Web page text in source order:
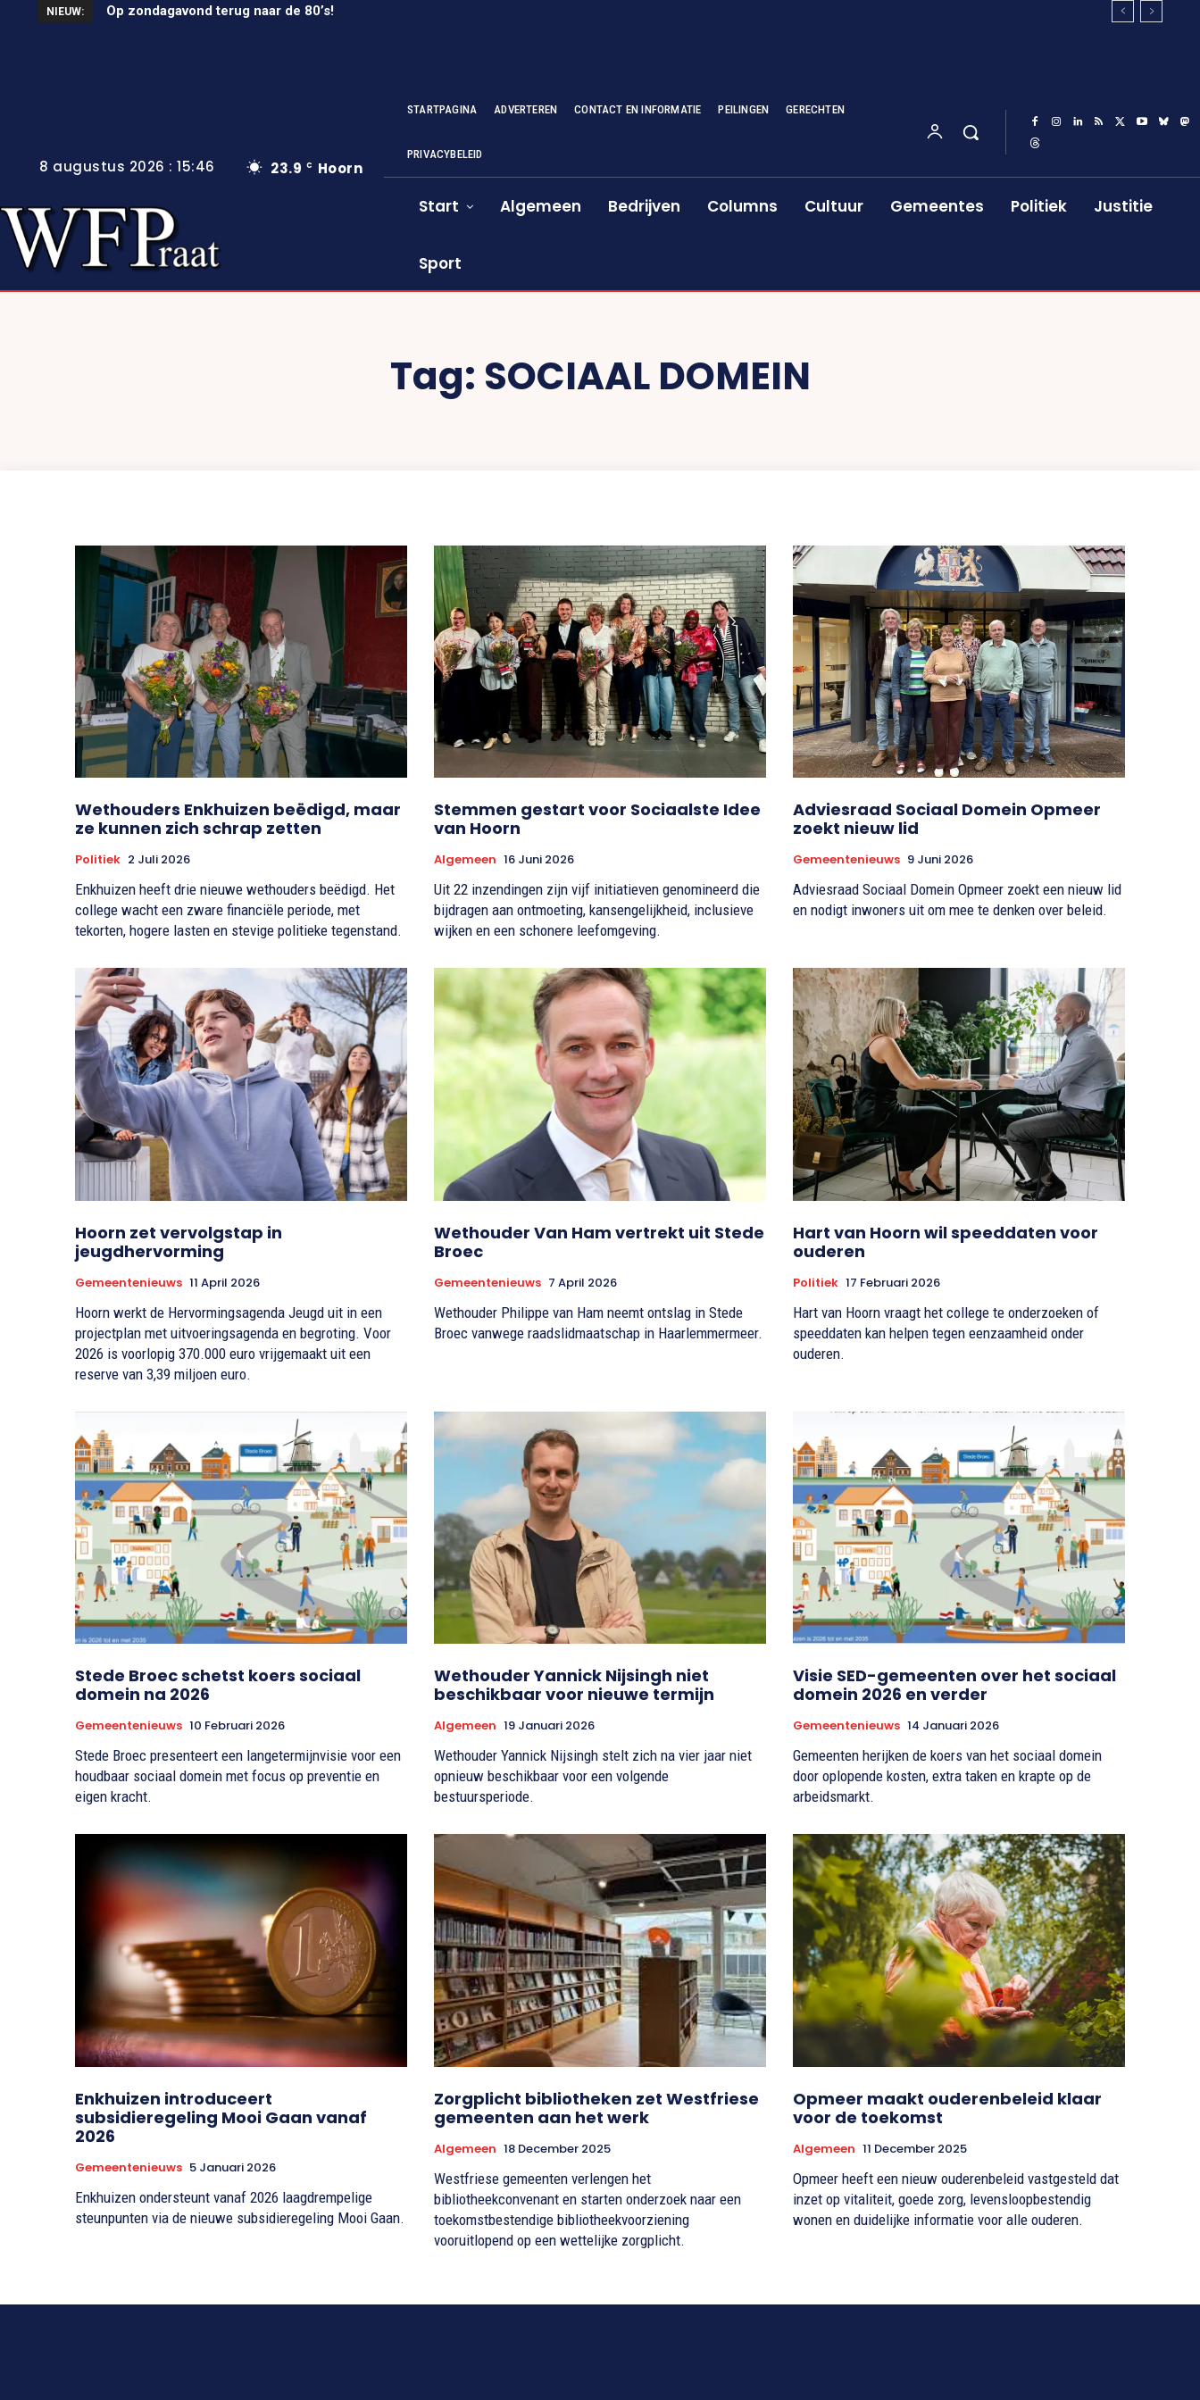
NIEUW: Op zondagavond terug naar de 80’s!
23.9 C Hoorn
8 augustus 2026 : 15:46
STARTPAGINA ADVERTEREN CONTACT EN INFORMATIE PEILINGEN GERECHTEN
PRIVACYBELEID
Start Algemeen Bedrijven Columns Cultuur Gemeentes Politiek Justitie
Sport
Tag: SOCIAAL DOMEIN
Wethouders Enkhuizen beëdigd, maar
ze kunnen zich schrap zetten
Politiek 2 Juli 2026
Enkhuizen heeft drie nieuwe wethouders beëdigd. Het
college wacht een zware financiële periode, met
tekorten, hogere lasten en stevige politieke tegenstand.
Stemmen gestart voor Sociaalste Idee
van Hoorn
Algemeen 16 Juni 2026
Uit 22 inzendingen zijn vijf initiatieven genomineerd die
bijdragen aan ontmoeting, kansengelijkheid, inclusieve
wijken en een schonere leefomgeving.
Adviesraad Sociaal Domein Opmeer
zoekt nieuw lid
Gemeentenieuws 9 Juni 2026
Adviesraad Sociaal Domein Opmeer zoekt een nieuw lid
en nodigt inwoners uit om mee te denken over beleid.
Hoorn zet vervolgstap in
jeugdhervorming
Gemeentenieuws 11 April 2026
Hoorn werkt de Hervormingsagenda Jeugd uit in een
projectplan met uitvoeringsagenda en begroting. Voor
2026 is voorlopig 370.000 euro vrijgemaakt uit een
reserve van 3,39 miljoen euro.
Wethouder Van Ham vertrekt uit Stede
Broec
Gemeentenieuws 7 April 2026
Wethouder Philippe van Ham neemt ontslag in Stede
Broec vanwege raadslidmaatschap in Haarlemmermeer.
Hart van Hoorn wil speeddaten voor
ouderen
Politiek 17 Februari 2026
Hart van Hoorn vraagt het college te onderzoeken of
speeddaten kan helpen tegen eenzaamheid onder
ouderen.
Stede Broec schetst koers sociaal
domein na 2026
Gemeentenieuws 10 Februari 2026
Stede Broec presenteert een langetermijnvisie voor een
houdbaar sociaal domein met focus op preventie en
eigen kracht.
Wethouder Yannick Nijsingh niet
beschikbaar voor nieuwe termijn
Algemeen 19 Januari 2026
Wethouder Yannick Nijsingh stelt zich na vier jaar niet
opnieuw beschikbaar voor een volgende
bestuursperiode.
Visie SED-gemeenten over het sociaal
domein 2026 en verder
Gemeentenieuws 14 Januari 2026
Gemeenten herijken de koers van het sociaal domein
door oplopende kosten, extra taken en krapte op de
arbeidsmarkt.
Enkhuizen introduceert
subsidieregeling Mooi Gaan vanaf
2026
Gemeentenieuws 5 Januari 2026
Enkhuizen ondersteunt vanaf 2026 laagdrempelige
steunpunten via de nieuwe subsidieregeling Mooi Gaan.
Zorgplicht bibliotheken zet Westfriese
gemeenten aan het werk
Algemeen 18 December 2025
Westfriese gemeenten verlengen het
bibliotheekconvenant en starten onderzoek naar een
toekomstbestendige bibliotheekvoorziening
vooruitlopend op een wettelijke zorgplicht.
Opmeer maakt ouderenbeleid klaar
voor de toekomst
Algemeen 11 December 2025
Opmeer heeft een nieuw ouderenbeleid vastgesteld dat
inzet op vitaliteit, goede zorg, levensloopbestendig
wonen en duidelijke informatie voor alle ouderen.